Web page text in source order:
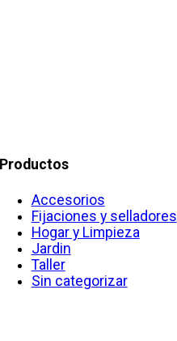
Productos
Accesorios
Fijaciones y selladores
Hogar y Limpieza
Jardin
Taller
Sin categorizar